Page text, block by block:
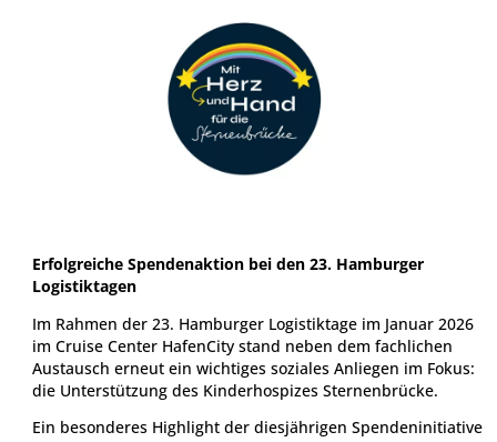
Erfolgreiche Spendenaktion bei den 23. Hamburger
Logistiktagen
Im Rahmen der 23. Hamburger Logistiktage im Januar 2026
im Cruise Center HafenCity stand neben dem fachlichen
Austausch erneut ein wichtiges soziales Anliegen im Fokus:
die Unterstützung des Kinderhospizes Sternenbrücke.
Ein besonderes Highlight der diesjährigen Spendeninitiative